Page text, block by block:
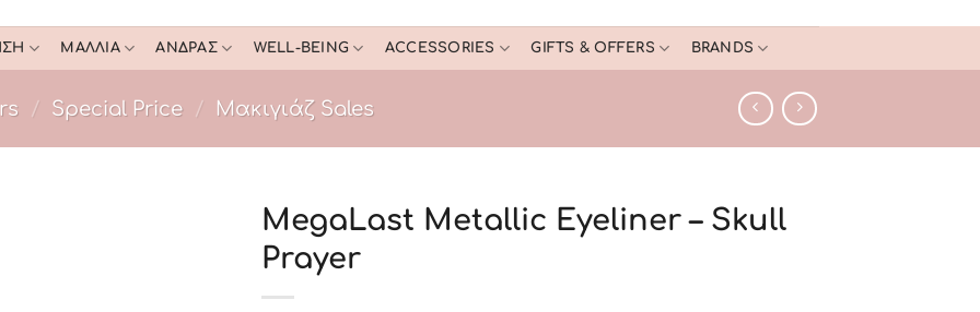
ΜΑΛΛΙΆ ΆΝΔΡΑΣ WELL-BEING ACCESSORIES GIFTS & OFFERS BRANDS
/ Special Price / Μακιγιάζ Sales
MegaLast Metallic Eyeliner – Skull
Prayer